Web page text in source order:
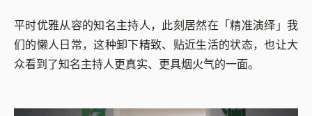
平时优雅从容的知名主持人，此刻居然在「精准演绎」我
们的懒人日常，这种卸下精致、贴近生活的状态，也让大
众看到了知名主持人更真实、更具烟火气的一面。